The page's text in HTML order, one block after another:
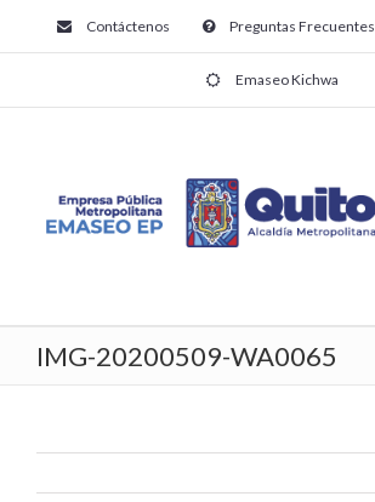
Contáctenos Preguntas Frecuentes
Emaseo Kichwa
IMG-20200509-WA0065